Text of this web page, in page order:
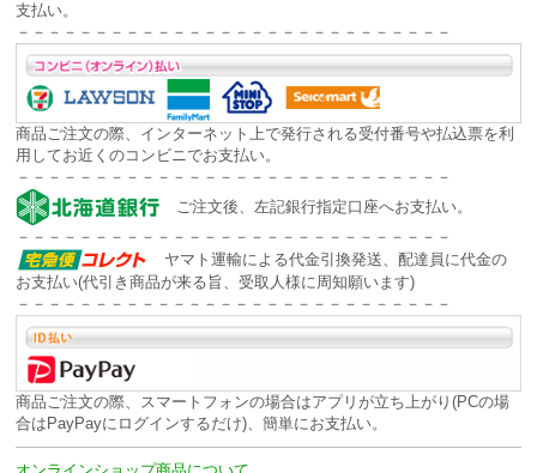
支払い。
－－－－－－－－－－－－－－－－－－－－－－－－－－－－
商品ご注文の際、インターネット上で発行される受付番号や払込票を利
用してお近くのコンビニでお支払い。
－－－－－－－－－－－－－－－－－－－－－－－－－－－－
ご注文後、左記銀行指定口座へお支払い。
－－－－－－－－－－－－－－－－－－－－－－－－－－－－
ヤマト運輸による代金引換発送、配達員に代金の
お支払い(代引き商品が来る旨、受取人様に周知願います)
－－－－－－－－－－－－－－－－－－－－－－－－－－－－
商品ご注文の際、スマートフォンの場合はアプリが立ち上がり(PCの場
合はPayPayにログインするだけ)、簡単にお支払い。